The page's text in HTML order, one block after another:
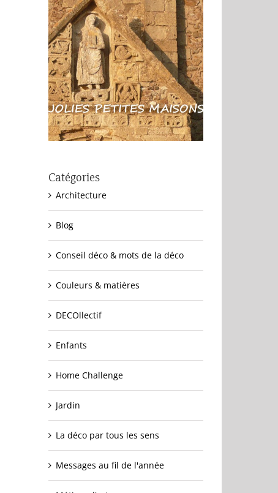
Catégories
Architecture
Blog
Conseil déco & mots de la déco
Couleurs & matières
DECOllectif
Enfants
Home Challenge
Jardin
La déco par tous les sens
Messages au fil de l'année